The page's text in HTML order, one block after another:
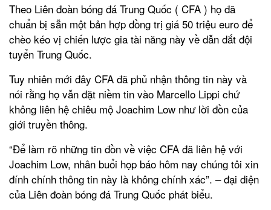
Theo Liên đoàn bóng đá Trung Quốc ( CFA ) họ đã
chuẩn bị sẵn một bản hợp đồng trị giá 50 triệu euro để
chèo kéo vị chiến lược gia tài năng này về dẫn dắt đội
tuyển Trung Quốc.
Tuy nhiên mới đây CFA đã phủ nhận thông tin này và
nói rằng họ vẫn đặt niềm tin vào Marcello Lippi chứ
không liên hệ chiêu mộ Joachim Low như lời đồn của
giới truyền thông.
“Để làm rõ những tin đồn về việc CFA đã liên hệ với
Joachim Low, nhân buổi họp báo hôm nay chúng tôi xin
đính chính thông tin này là không chính xác”. – đại diện
của Liên đoàn bóng đá Trung Quốc phát biểu.